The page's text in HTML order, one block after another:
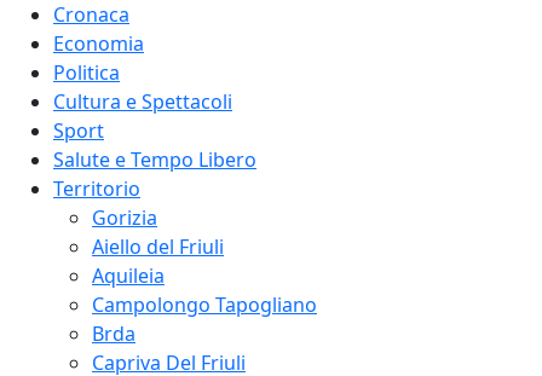
Cronaca
Economia
Politica
Cultura e Spettacoli
Sport
Salute e Tempo Libero
Territorio
Gorizia
Aiello del Friuli
Aquileia
Campolongo Tapogliano
Brda
Capriva Del Friuli